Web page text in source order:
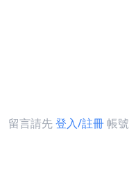
留言請先登入/註冊帳號